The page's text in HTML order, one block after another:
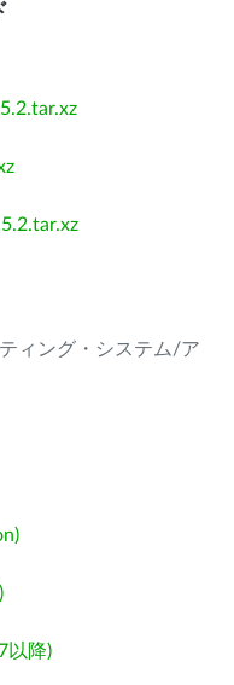
ィング・システム/ア
以降)